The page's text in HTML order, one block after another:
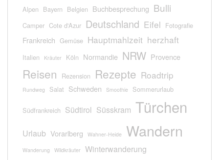
Alpen Bayern Belgien Buchbesprechung Bulli
Camper Cote d'Azur Deutschland Eifel Fotografie
Frankreich Gemüse Hauptmahlzeit herzhaft
Italien Kräuter Köln Normandie NRW Provence
Reisen Rezension Rezepte Roadtrip
Rundweg Salat Schweden Smoothie Sommerurlaub
Südfrankreich Südtirol Süsskram Türchen
Urlaub Vorarlberg Wahner-Heide Wandern
Wanderung Wildkräuter Winterwanderung